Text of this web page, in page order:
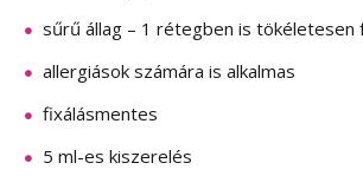
sűrű állag – 1 rétegben is tökéletesen
allergiások számára is alkalmas
fixálásmentes
5 ml-es kiszerelés